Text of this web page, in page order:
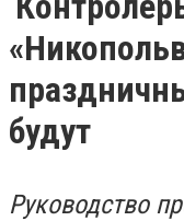
будут
Руководство